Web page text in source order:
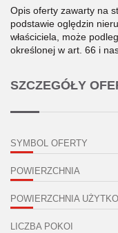
Opis oferty zawarty na
podstawie oględzin
właściciela, może
określonej w art. 66 i
SZCZEGÓŁY
SYMBOL OFERTY
POWIERZCHNIA
POWIERZCHNIA
LICZBA POKOI